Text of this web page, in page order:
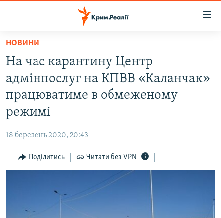
Перейти
основного
матеріалу
до
основної
Перейти
пошуку
ПОЛІТИКА
ПОГЛЯД
ІНТЕРВ'Ю
СПЕЦПРОЕКТИ
ДЕПОРТАЦІЯ
ЯК ОБІЙТИ БЛОКУВАННЯ
НОВИНИ
На час карантину Центр
адмінпослуг на КПВВ «Каланчак»
працюватиме в обмеженому
режимі
18 березень 2020, 20:43
Поділитись Читати без VPN